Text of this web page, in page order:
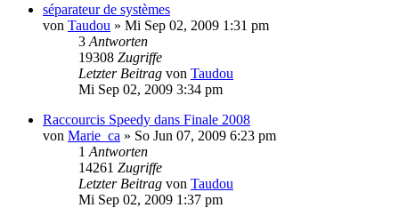
séparateur de systèmes
von Taudou » Mi Sep 02, 2009 1:31 pm
3 Antworten
19308 Zugriffe
Letzter Beitrag von Taudou
Mi Sep 02, 2009 3:34 pm
Raccourcis Speedy dans Finale 2008
von Marie_ca » So Jun 07, 2009 6:23 pm
1 Antworten
14261 Zugriffe
Letzter Beitrag von Taudou
Mi Sep 02, 2009 1:37 pm